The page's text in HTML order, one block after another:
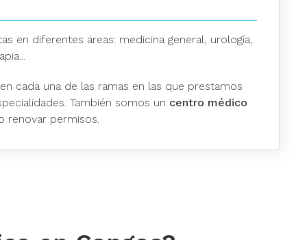
en diferentes áreas: medicina general, urología,
cada una de las ramas en las que prestamos
También somos un centro médico
permisos.